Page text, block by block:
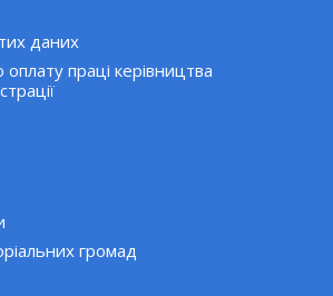
даних
праці керівництва
громад